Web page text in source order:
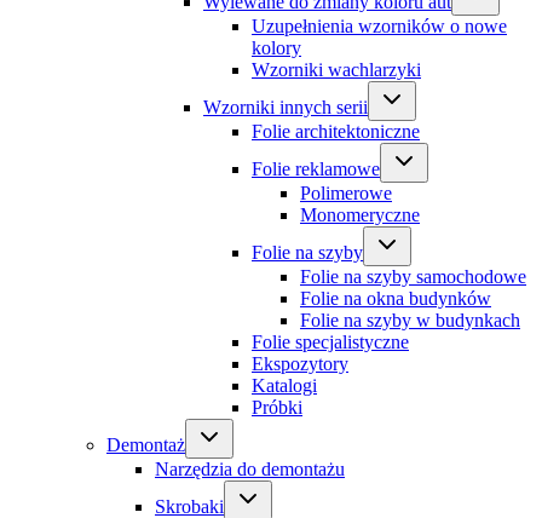
Uzupełnienia wzorników o nowe
kolory
Wzorniki wachlarzyki
Wzorniki innych serii
Folie architektoniczne
Folie reklamowe
Polimerowe
Monomeryczne
Folie na szyby
Folie na szyby samochodowe
Folie na okna budynków
Folie na szyby w budynkach
Folie specjalistyczne
Ekspozytory
Katalogi
Próbki
Demontaż
Narzędzia do demontażu
Skrobaki